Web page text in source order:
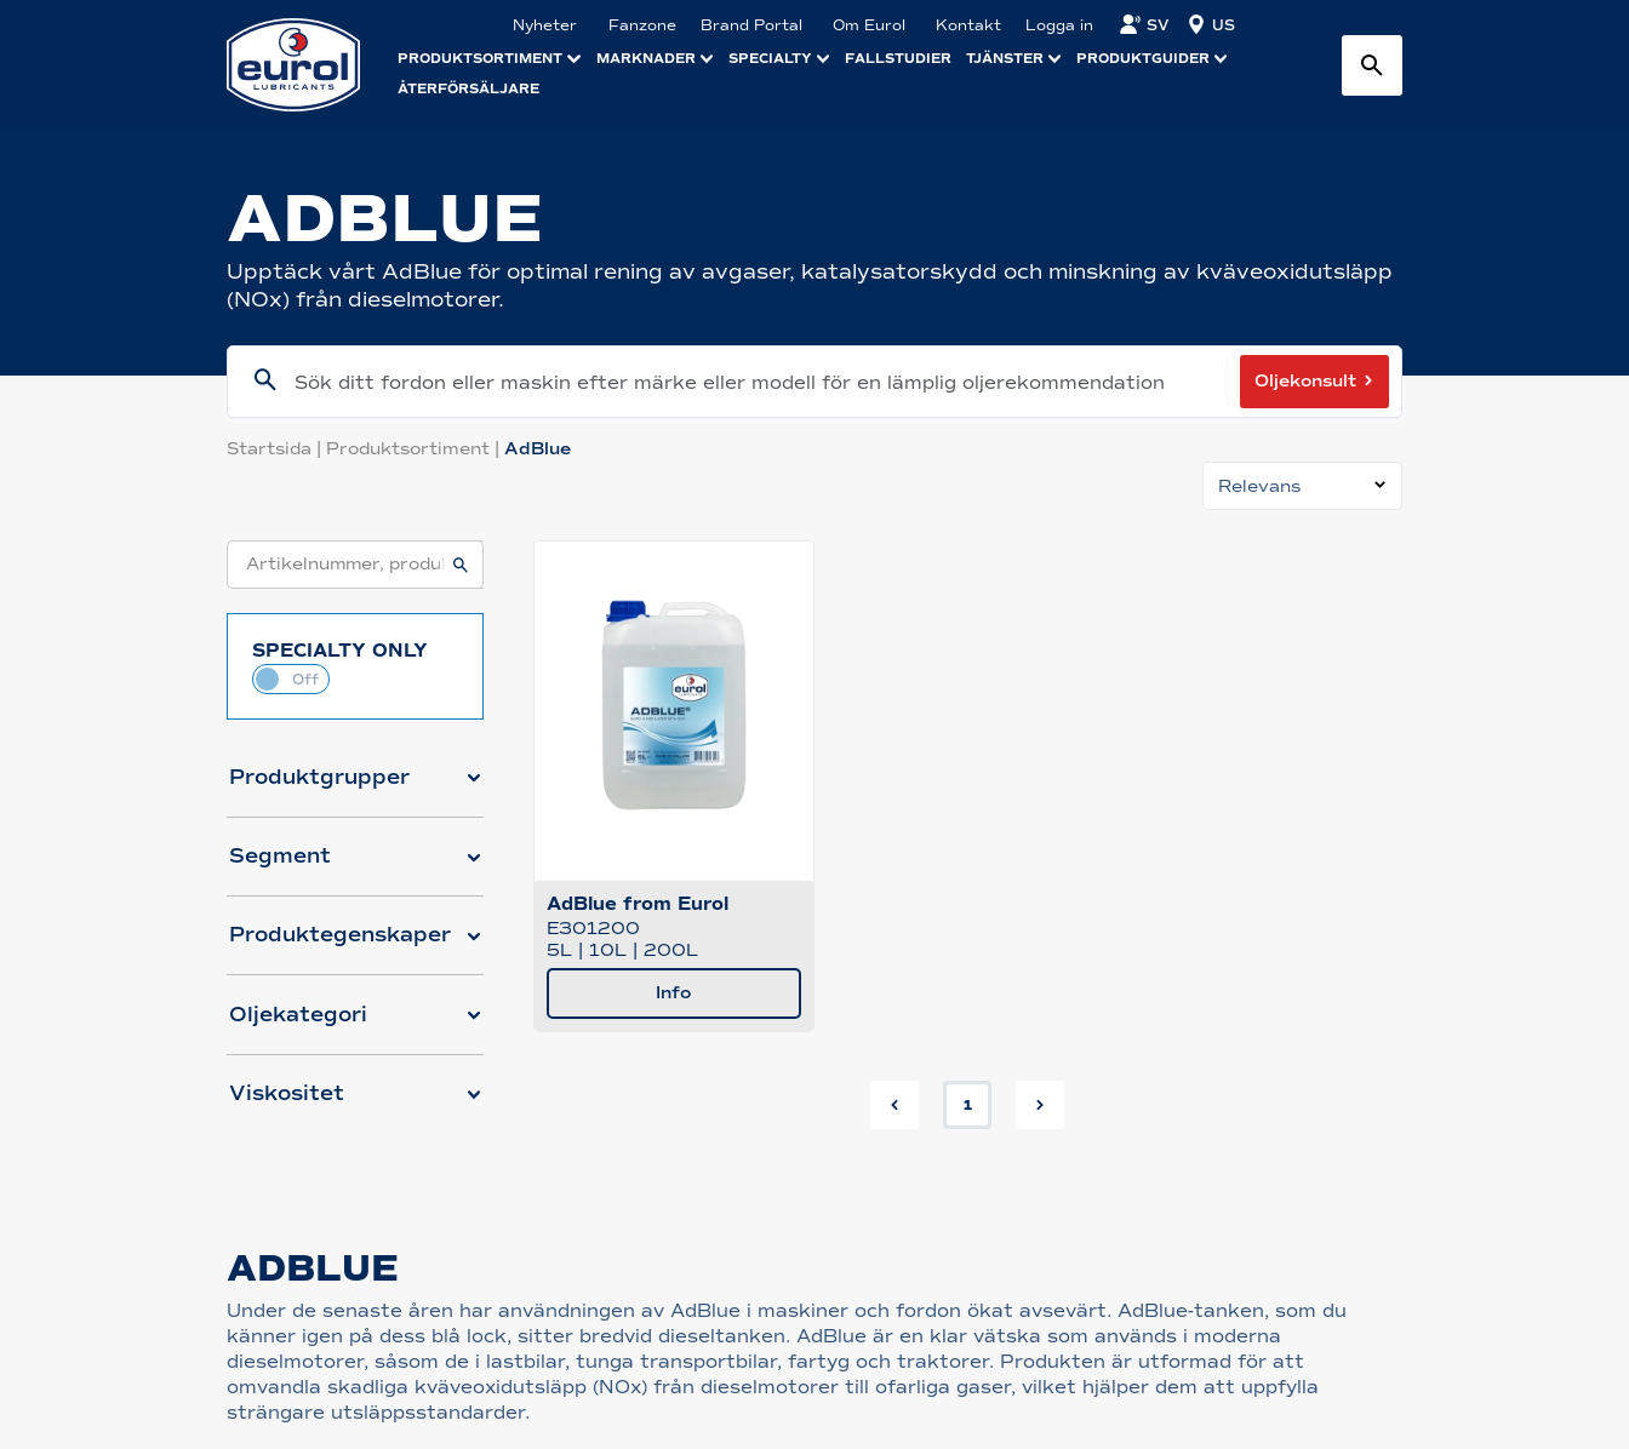
Nyheter Fanzone Brand Portal Om Eurol Kontakt Logga in SV US
PRODUKTSORTIMENT MARKNADER SPECIALTY FALLSTUDIER TJÄNSTER
PRODUKTGUIDER
ÅTERFÖRSÄLJARE
ADBLUE
Upptäck vårt AdBlue för optimal rening av avgaser, katalysatorskydd och minskning av kväveoxidutsläpp
(NOx) från dieselmotorer.
Sök ditt fordon eller maskin efter märke eller modell för en lämplig oljerekommendation Oljekonsult
Startsida Produktsortiment |AdBlue
Relevans
SPECIALTY ONLY
Produktgrupper
Segment
Produktegenskaper
Oljekategori
Viskositet
AdBlue from Eurol
E301200
5L
10L 200L
Info
1
ADBLUE
Under de senaste åren har användningen av AdBlue i maskiner och fordon ökat avsevärt. AdBlue-tanken, som du
känner igen på dess blå lock, sitter bredvid dieseltanken. AdBlue är en klar vätska som används i moderna
dieselmotorer, såsom de i lastbilar, tunga transportbilar, fartyg och traktorer. Produkten är utformad för att
omvandla skadliga kväveoxidutsläpp (NOx) från dieselmotorer till ofarliga gaser, vilket hjälper dem att uppfylla
strängare utsläppsstandarder.